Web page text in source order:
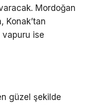
Mordoğan
Konak’tan
vapuru ise
güzel şekilde